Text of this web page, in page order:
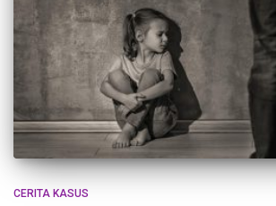
CERITA KASUS